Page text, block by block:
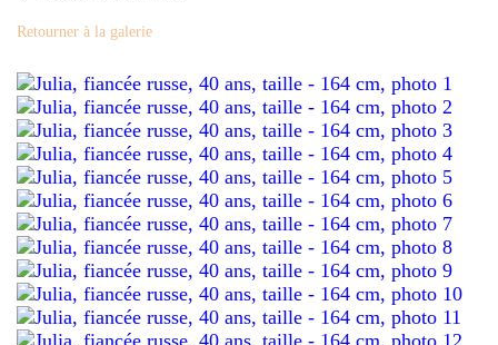
Retourner à la galerie